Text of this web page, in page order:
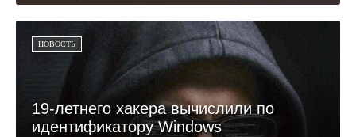
НОВОСТЬ
19-летнего хакера вычислили по
идентификатору Windows